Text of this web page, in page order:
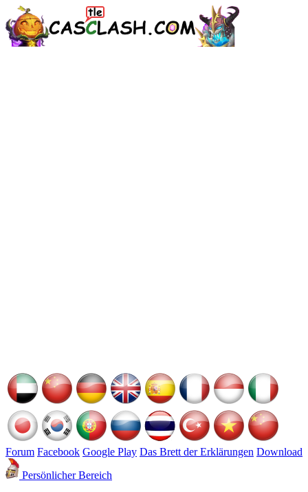
Forum Facebook Google Play Das Brett der Erklärungen Download
Persönlicher Bereich